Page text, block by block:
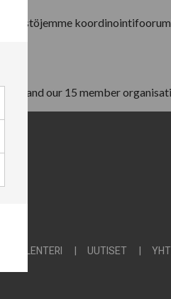
and our 15 member
KALENTERI UUTISET